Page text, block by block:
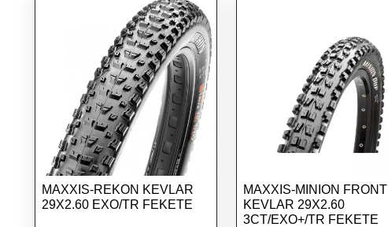
MAXXIS-REKON KEVLAR
29X2.60 EXO/TR FEKETE
MAXXIS-MINION FRONT
KEVLAR 29X2.60
3CT/EXO+/TR FEKETE